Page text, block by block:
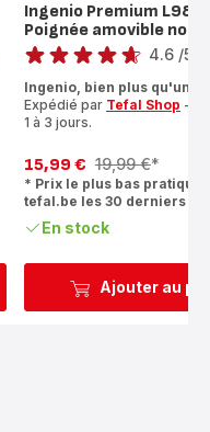
Ajouter au
Ingenio Premium
Poignée amovible noire
Note
4.6 /5
Ingenio, bien plus qu'une
Expédié par Tefal Shop -
1 à 3 jours.
Prix
avec
réduction
15,99 €
Prix
initial
19,99 €*
* Prix le plus bas pratiqué
tefal.be les 30 derniers
En stock